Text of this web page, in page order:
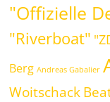
"Offizielle
"Riverboat"
Berg Andreas Gabalier
Woitschack